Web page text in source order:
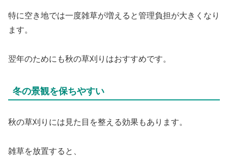
特に空き地では一度雑草が増えると管理負担が大きくなり
ます。
翌年のためにも秋の草刈りはおすすめです。
冬の景観を保ちやすい
秋の草刈りには見た目を整える効果もあります。
雑草を放置すると、